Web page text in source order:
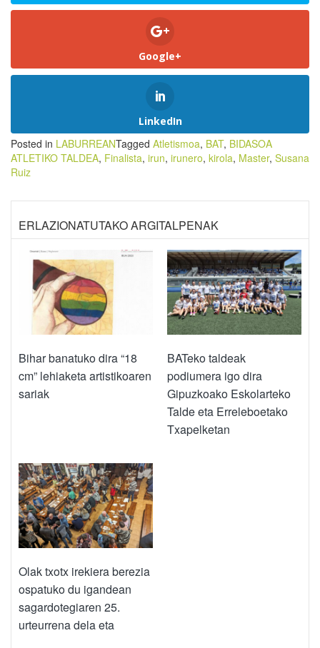
Google+
LinkedIn
Posted in LABURREANTagged Atletismoa, BAT, BIDASOA
ATLETIKO TALDEA, Finalista, irun, irunero, kirola, Master, Susana
Ruiz
ERLAZIONATUTAKO ARGITALPENAK
Bihar banatuko dira “18
cm” lehiaketa artistikoaren
sariak
BATeko taldeak
podiumera igo dira
Gipuzkoako Eskolarteko
Talde eta Erreleboetako
Txapelketan
Olak txotx irekiera berezia
ospatuko du igandean
sagardotegiaren 25.
urteurrena dela eta